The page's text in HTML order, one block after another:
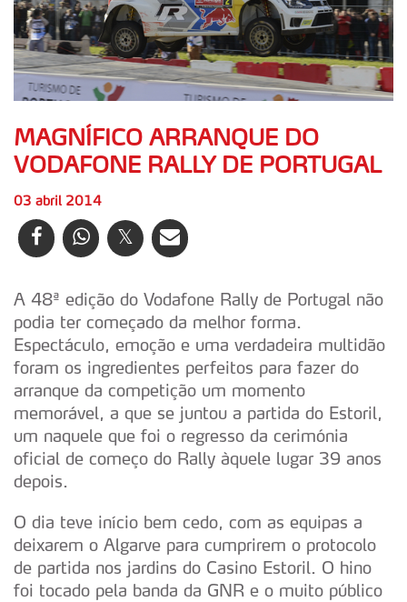
MAGNÍFICO ARRANQUE DO
VODAFONE RALLY DE PORTUGAL
03 abril 2014
A 48ª edição do Vodafone Rally de Portugal não
podia ter começado da melhor forma.
Espectáculo, emoção e uma verdadeira multidão
foram os ingredientes perfeitos para fazer do
arranque da competição um momento
memorável, a que se juntou a partida do Estoril,
um naquele que foi o regresso da cerimónia
oficial de começo do Rally àquele lugar 39 anos
depois.
O dia teve início bem cedo, com as equipas a
deixarem o Algarve para cumprirem o protocolo
de partida nos jardins do Casino Estoril. O hino
foi tocado pela banda da GNR e o muito público